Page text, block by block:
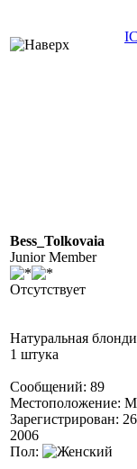
Bess_Tolkovaia
Junior Member
Отсутствует
Натуральная
1 штука
Сообщений: 89
Местоположение:
Зарегистрирован:
2006
Пол: